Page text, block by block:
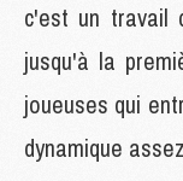
c'est un travail
jusqu'à la
joueuses qui
dynamique